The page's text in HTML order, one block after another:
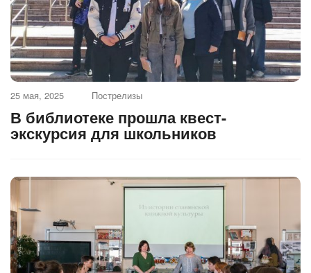
25 мая, 2025 Пострелизы
В библиотеке прошла квест-
экскурсия для школьников